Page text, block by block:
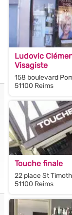
Ludovic
Visagiste
158 boulevard
51100 Reims
Touche finale
22 place St
51100 Reims